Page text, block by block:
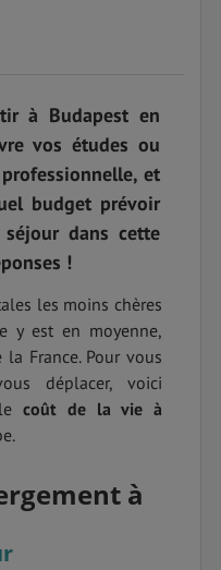
à Budapest en
vos études ou
et
budget prévoir
dans cette
!
les moins chères
y est en moyenne,
France. Pour vous
déplacer, voici
coût de la vie à
à